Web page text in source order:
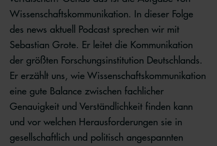
Wissenschaftskommunikation. In dieser Folge
des news aktuell Podcast sprechen wir mit
Sebastian Grote. Er leitet die Kommunikation
der größten Forschungsinstitution Deutschlands.
Er erzählt uns, wie Wissenschaftskommunikation
eine gute Balance zwischen fachlicher
Genauigkeit und Verständlichkeit finden kann
und vor welchen Herausforderungen sie in
gesellschaftlich und politisch angespannten